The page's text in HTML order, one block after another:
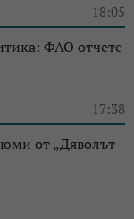
18:05
ФАО отчете
17:38
от „Дяволът